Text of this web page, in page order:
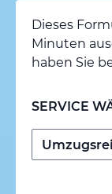
Dieses
Minuten
haben Sie
SERVICE